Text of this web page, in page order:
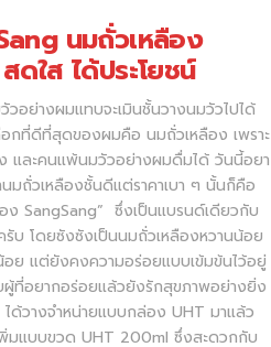
นมถั่วเหลือง
ดใส ได้ประโยชน์
อย่างผมแทบจะเมินชั้นวางนมวัวไปได้
อกที่ดีที่สุดของผมคือ นมถั่วเหลือง เพราะ
และคนแพ้นมวัวอย่างผมดื่มได้ วันนี้อยา
นมถั่วเหลืองชั้นดีแต่ราคาเบา ๆ นั้นก็คือ
ง SangSang” ซึ่งเป็นแบรนด์เดียวกับ
บ โดยซังซังเป็นนมถั่วเหลืองหวานน้อย
ย แต่ยังคงความอร่อยแบบเข้มข้นไว้อยู่
ผู้ที่อยากอร่อยแล้วยังรักสุขภาพอย่างยิ่ง
ด้วางจำหน่ายแบบกล่อง UHT มาแล้ว
มแบบขวด UHT 200ml ซึ่งสะดวกกับ